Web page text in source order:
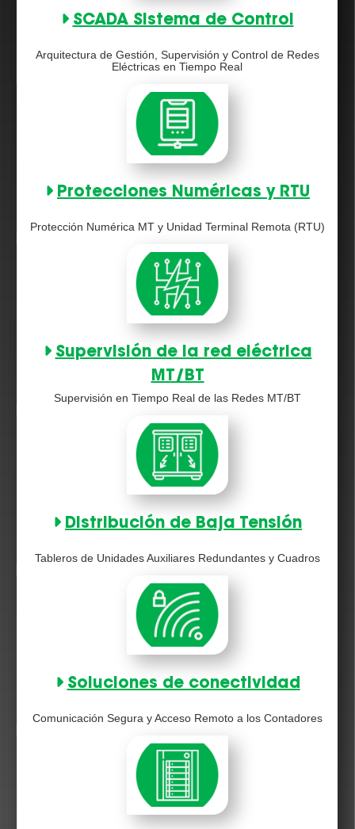
SCADA Sistema de Control
Arquitectura de Gestión, Supervisión y Control de Redes
Eléctricas en Tiempo Real
Protecciones Numéricas y RTU
Protección Numérica MT y Unidad Terminal Remota (RTU)
Supervisión de la red eléctrica
MT/BT
Supervisión en Tiempo Real de las Redes MT/BT
Distribución de Baja Tensión
Tableros de Unidades Auxiliares Redundantes y Cuadros
Soluciones de conectividad
Comunicación Segura y Acceso Remoto a los Contadores